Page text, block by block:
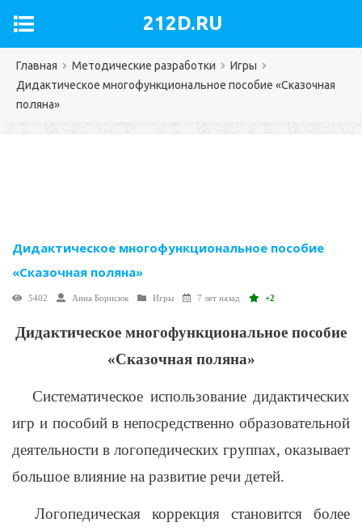
212D.RU
Главная Методические разработки
Игры
Дидактическое многофункциональное пособие «Сказочная
поляна»
Дидактическое многофункциональное пособие
«Сказочная поляна»
5402 Анна Борисюк Игры 7 лет назад +2
Дидактическое многофункциональное пособие
«Сказочная поляна»
Систематическое использование дидактических
игр и пособий в непосредственно образовательной
деятельности в логопедических группах, оказывает
большое влияние на развитие речи детей.
Логопедическая коррекция становится более